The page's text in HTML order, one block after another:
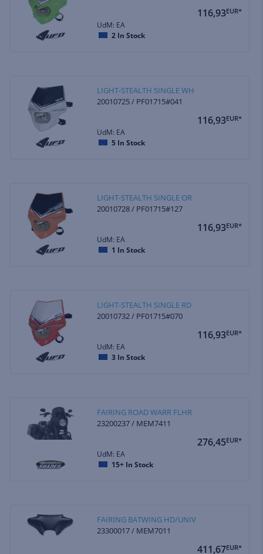
116,93EUR*
UdM: EA
2 In Stock
LIGHT-STEALTH SINGLE WH
20010725 / PF01715#041
116,93EUR*
UdM: EA
5 In Stock
LIGHT-STEALTH SINGLE OR
20010728 / PF01715#127
116,93EUR*
UdM: EA
1 In Stock
LIGHT-STEALTH SINGLE RD
20010732 / PF01715#070
116,93EUR*
UdM: EA
3 In Stock
FAIRING ROAD WARR FLHR
23200237 / MEM7411
276,45EUR*
UdM: EA
15+ In Stock
FAIRING BATWING HD/UNIV
23300017 / MEM7011
411,67EUR*